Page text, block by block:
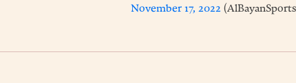
November 17, 2022